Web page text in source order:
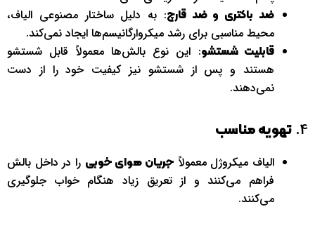
ضد باکتری و ضد قارچ: به دلیل ساختار مصنوعی الیاف،
محیط مناسبی برای رشد میکروارگانیسم‌ها ایجاد نمی‌کند.
قابلیت شستشو: این نوع بالش‌ها معمولاً قابل شستشو
هستند و پس از شستشو نیز کیفیت خود را از دست
نمی‌دهند.
4. تهویه مناسب
الیاف میکروژل معمولاً جریان هوای خوبی را در داخل بالش
فراهم می‌کنند و از تعریق زیاد هنگام خواب جلوگیری
می‌کنند.